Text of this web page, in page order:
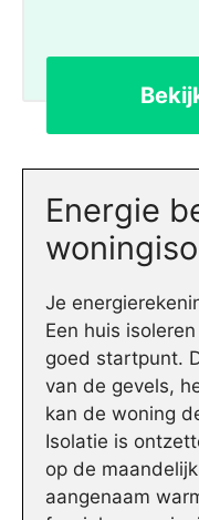
Energie
Je
Een huis
goed startpunt.
van de gevels,
kan de woning
Isolatie is
op de
aangenaam